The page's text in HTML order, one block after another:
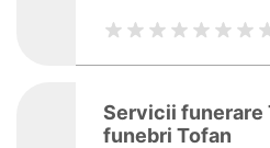
Servicii funerare
funebri Tofan